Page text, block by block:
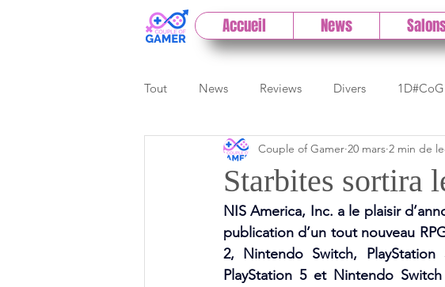
Accueil News
Tout News Reviews Divers 1D#CoG
Previews Cloud Test indé
Paris Games Week Early Access
Actu 1DCoG Test Stadia
Starbites sortira
Couple of Gamer 20 mars 2 min de
NIS America, Inc. a le plaisir
publication d’un tout nouveau
2, Nintendo Switch,
PlayStation 5 et Nintendo